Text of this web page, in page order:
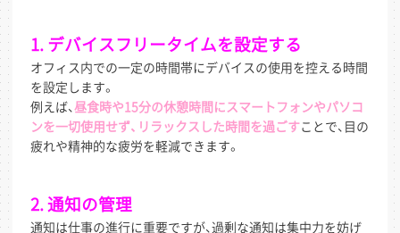
1. デバイスフリータイムを設定する
オフィス内での一定の時間帯にデバイスの使用を控える時間
を設定します。
例えば、昼食時や15分の休憩時間にスマートフォンやパソコ
ンを一切使用せず、リラックスした時間を過ごすことで、目の
疲れや精神的な疲労を軽減できます。
2. 通知の管理
通知は仕事の進行に重要ですが、過剰な通知は集中力を妨げ